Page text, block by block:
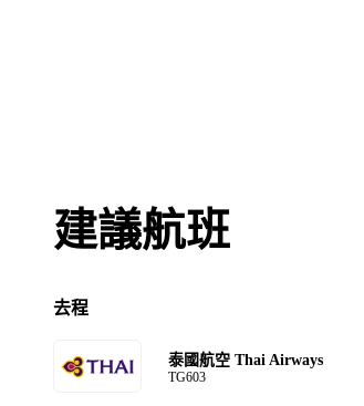
建議航班
去程
泰國航空 Thai Airways
TG603